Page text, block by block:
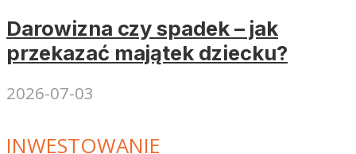
Darowizna czy spadek – jak
przekazać majątek dziecku?
2026-07-03
INWESTOWANIE